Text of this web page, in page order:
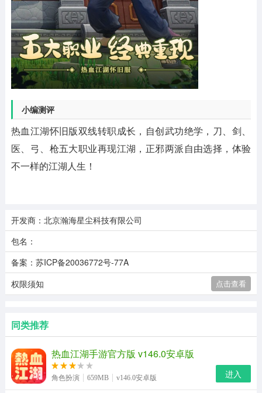
小编测评
热血江湖怀旧版双线转职成长，自创武功绝学，刀、剑、
医、弓、枪五大职业再现江湖，正邪两派自由选择，体验
不一样的江湖人生！
开发商：北京瀚海星尘科技有限公司
包名：
备案：苏ICP备20036772号-77A
权限须知
点击查看
同类推荐
热血江湖手游官方版 v146.0安卓版
角色扮演 659MB v146.0安卓版 进入